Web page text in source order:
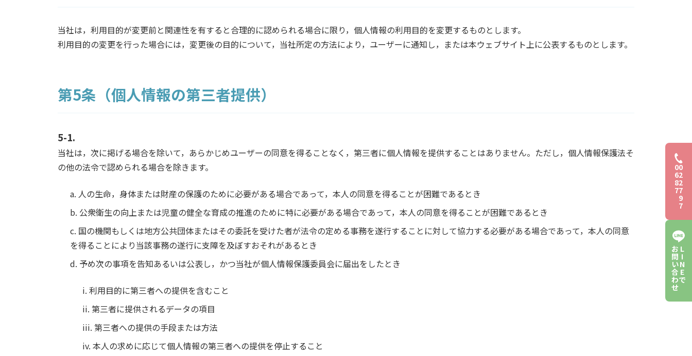
0
2
2
7
9
7
0
6
8
7
L
I
N
E
で
お
問
い
合
わ
せ
当社は，利用目的が変更前と関連性を有すると合理的に認められる場合に限り，個人情報の利用目的を変更するものとします。
利用目的の変更を行った場合には，変更後の目的について，当社所定の方法により，ユーザーに通知し，または本ウェブサイト上に公表するものとします。
第5条（個人情報の第三者提供）
5-1.
当社は，次に掲げる場合を除いて，あらかじめユーザーの同意を得ることなく，第三者に個人情報を提供することはありません。ただし，個人情報保護法そ
の他の法令で認められる場合を除きます。
a. 人の生命，身体または財産の保護のために必要がある場合であって，本人の同意を得ることが困難であるとき
b. 公衆衛生の向上または児童の健全な育成の推進のために特に必要がある場合であって，本人の同意を得ることが困難であるとき
c. 国の機関もしくは地方公共団体またはその委託を受けた者が法令の定める事務を遂行することに対して協力する必要がある場合であって，本人の同意
を得ることにより当該事務の遂行に支障を及ぼすおそれがあるとき
d. 予め次の事項を告知あるいは公表し，かつ当社が個人情報保護委員会に届出をしたとき
i. 利用目的に第三者への提供を含むこと
ii. 第三者に提供されるデータの項目
iii. 第三者への提供の手段または方法
iv. 本人の求めに応じて個人情報の第三者への提供を停止すること